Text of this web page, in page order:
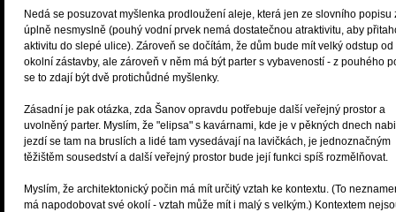
Nedá se posuzovat myšlenka prodloužení aleje, která jen ze slovního popisu
úplně nesmyslně (pouhý vodní prvek nemá dostatečnou atraktivitu, aby
aktivitu do slepé ulice). Zároveň se dočítám, že dům bude mít velký odstup od
okolní zástavby, ale zároveň v něm má být parter s vybaveností - z pouhého
se to zdají být dvě protichůdné myšlenky.
Zásadní je pak otázka, zda Šanov opravdu potřebuje další veřejný prostor a
uvolněný parter. Myslím, že "elipsa" s kavárnami, kde je v pěkných dnech
jezdí se tam na bruslích a lidé tam vysedávají na lavičkách, je jednoznačným
těžištěm sousedství a další veřejný prostor bude její funkci spíš rozmělňovat.
Myslím, že architektonický počin má mít určitý vztah ke kontextu. (To
má napodobovat své okolí - vztah může mít i malý s velkým.) Kontextem